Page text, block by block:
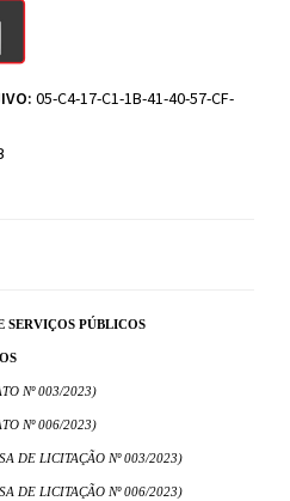
05-C4-17-C1-1B-41-40-57-CF-
SERVIÇOS PÚBLICOS
Nº 003/2023)
Nº 006/2023)
DE LICITAÇÃO Nº 003/2023)
DE LICITAÇÃO Nº 006/2023)